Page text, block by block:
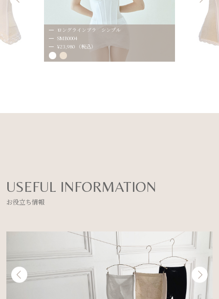
ロングラインブラ シンプル
SMB0004
¥23,980 （税込）
USEFUL INFORMATION
お役立ち情報